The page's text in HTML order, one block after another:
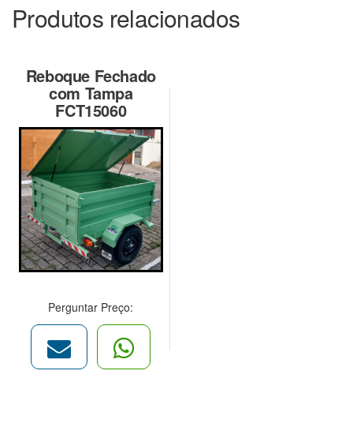
Produtos relacionados
Reboque Fechado
com Tampa
FCT15060
Perguntar Preço: